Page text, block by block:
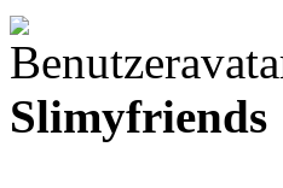
Slimyfriends